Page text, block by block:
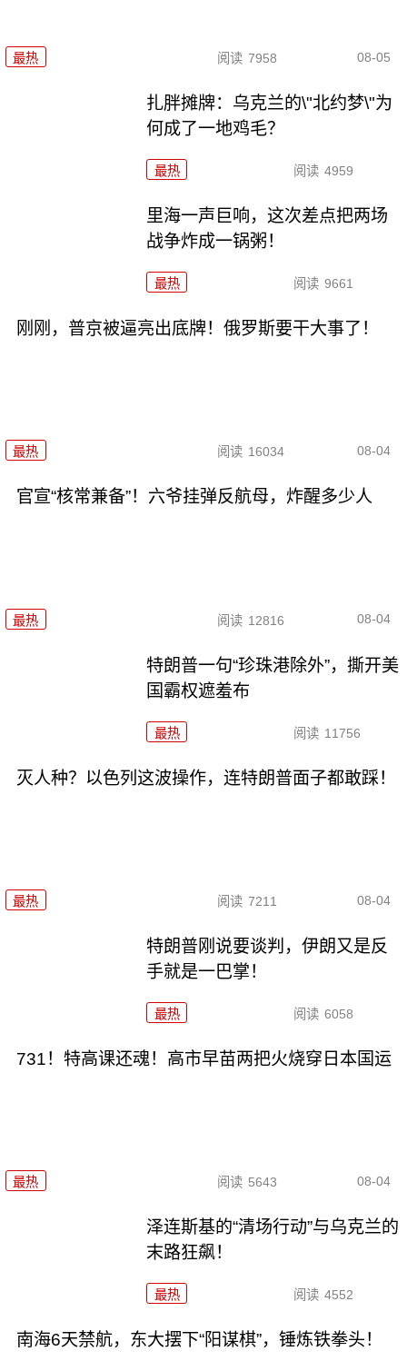
最热 阅读 7958 08-05
扎胖摊牌：乌克兰的\"北约梦\"为
何成了一地鸡毛？
最热 阅读 4959
里海一声巨响，这次差点把两场
战争炸成一锅粥！
最热 阅读 9661
刚刚，普京被逼亮出底牌！俄罗斯要干大事了！
最热 阅读 16034 08-04
官宣“核常兼备”！六爷挂弹反航母，炸醒多少人
最热 阅读 12816 08-04
特朗普一句“珍珠港除外”，撕开美
国霸权遮羞布
最热 阅读 11756
灭人种？以色列这波操作，连特朗普面子都敢踩！
最热 阅读 7211 08-04
特朗普刚说要谈判，伊朗又是反
手就是一巴掌！
最热 阅读 6058
731！特高课还魂！高市早苗两把火烧穿日本国运
最热 阅读 5643 08-04
泽连斯基的“清场行动”与乌克兰的
末路狂飙！
最热 阅读 4552
南海6天禁航，东大摆下“阳谋棋”，锤炼铁拳头！